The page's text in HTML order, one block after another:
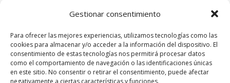
Gestionar consentimiento
Para ofrecer las mejores experiencias, utilizamos tecnologías como las
cookies para almacenar y/o acceder a la información del dispositivo. El
consentimiento de estas tecnologías nos permitirá procesar datos
como el comportamiento de navegación o las identificaciones únicas
en este sitio. No consentir o retirar el consentimiento, puede afectar
negativamente a ciertas características y funciones.
Correo Institucional
Notificaciones judiciales